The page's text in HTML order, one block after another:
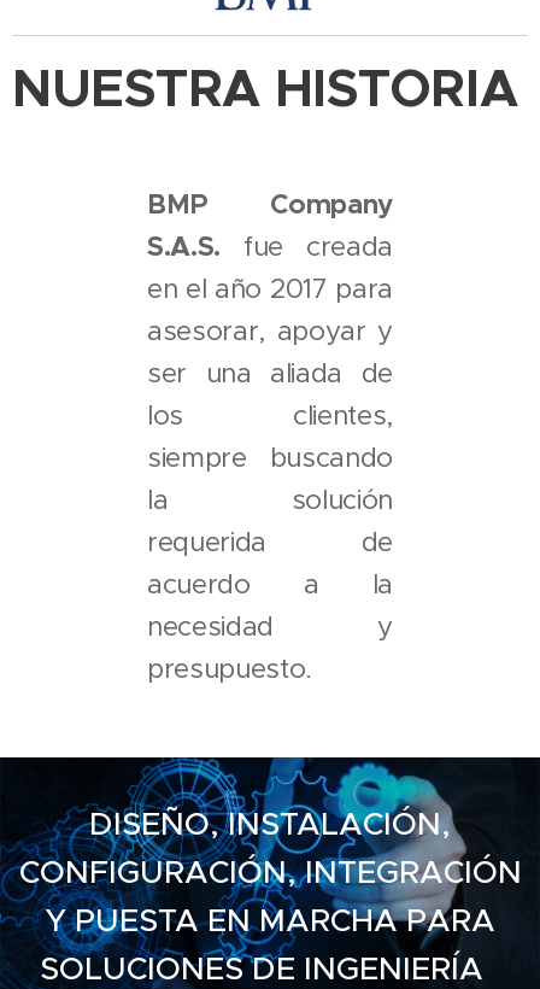
NUESTRA HISTORIA
BMP Company
S.A.S. fue creada
en el año 2017 para
asesorar, apoyar y
ser una aliada de
los clientes,
siempre buscando
la solución
requerida de
acuerdo a la
necesidad y
presupuesto.
DISEÑO, INSTALACIÓN,
CONFIGURACIÓN, INTEGRACIÓN
Y PUESTA EN MARCHA PARA
SOLUCIONES DE INGENIERÍA